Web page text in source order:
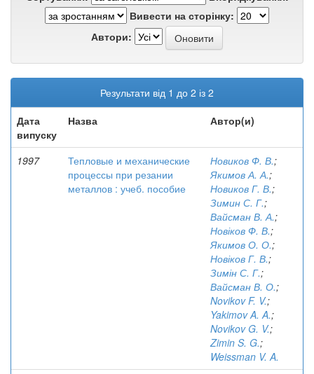
Вивести на сторінку:
Автори:
Результати від 1 до 2 із 2
Дата
випуску
Назва Автор(и)
1997
Тепловые и механические
процессы при резании
металлов : учеб. пособие
Новиков Ф. В.;
Якимов А. А.;
Новиков Г. В.;
Зимин С. Г.;
Вайсман В. А.;
Новіков Ф. В.;
Якимов О. О.;
Новіков Г. В.;
Зимін С. Г.;
Вайсман В. О.;
Novikov F. V.;
Yakimov A. A.;
Novikov G. V.;
Zimin S. G.;
Weissman V. A.